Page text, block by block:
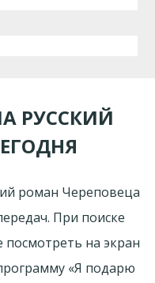
РУССКИЙ
роман Череповеца
При поиске
на экран
«Я подарю